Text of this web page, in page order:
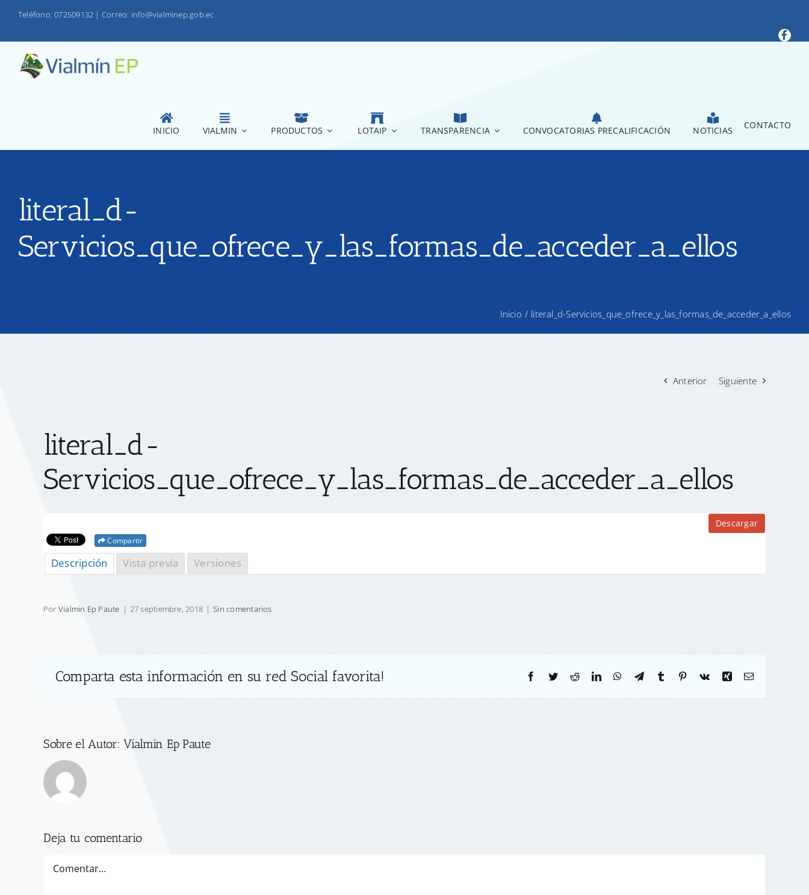
Teléfono: 072509132 | Correo: info@vialminep.gob.ec
INICIO VIALMIN PRODUCTOS LOTAIP TRANSPARENCIA CONVOCATORIAS PRECALIFICACIÓN NOTICIAS CONTACTO
literal_d-
Servicios_que_ofrece_y_las_formas_de_acceder_a_ellos
Inicio / literal_d-Servicios_que_ofrece_y_las_formas_de_acceder_a_ellos
Anterior Siguiente
literal_d-
Servicios_que_ofrece_y_las_formas_de_acceder_a_ellos
Descargar
Compartir
Descripción Vista previa Versiones
Por Vialmin Ep Paute | 27 septiembre, 2018 | Sin comentarios
Comparta esta información en su red Social favorita! Facebook
TwitterRedditLinkedInWhatsApp
TelegramTumblr Pinterest
Vk Xing Correo
Sobre el Autor:Vialmin Ep Paute
Deja tu comentario